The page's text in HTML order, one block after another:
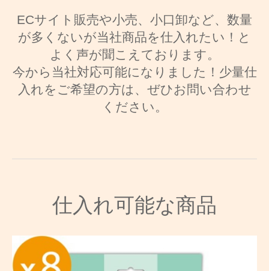
ECサイト販売や小売、小口卸など、数量
が多くないが当社商品を仕入れたい！と
よく声が聞こえております。
今から当社対応可能になりました！少量仕
入れをご希望の方は、ぜひお問い合わせ
ください。
仕入れ可能な商品